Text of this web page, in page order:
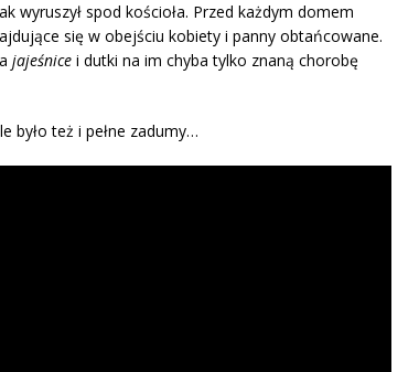
wyruszył spod kościoła. Przed każdym domem
się w obejściu kobiety i panny obtańcowane.
jajeśnice i dutki na im chyba tylko znaną chorobę
było też i pełne zadumy…